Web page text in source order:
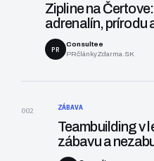
Zipline na
adrenalín, prírodu
PR
Consultee
PRčlánkyZdarma.SK
002 ZÁBAVA
Teambuilding v
zábavu a